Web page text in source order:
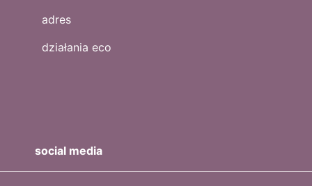
adres
działania eco
social media